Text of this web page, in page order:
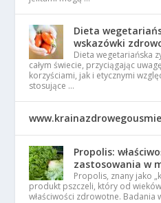
Dieta
wskazówki
Dieta wegetariańska
całym świecie, przyciągając
korzyściami, jak i etycznymi
stosujące …
Propolis:
zastosowania w
Propolis, znany jako
produkt pszczeli, który od
właściwości zdrowotne. Badania